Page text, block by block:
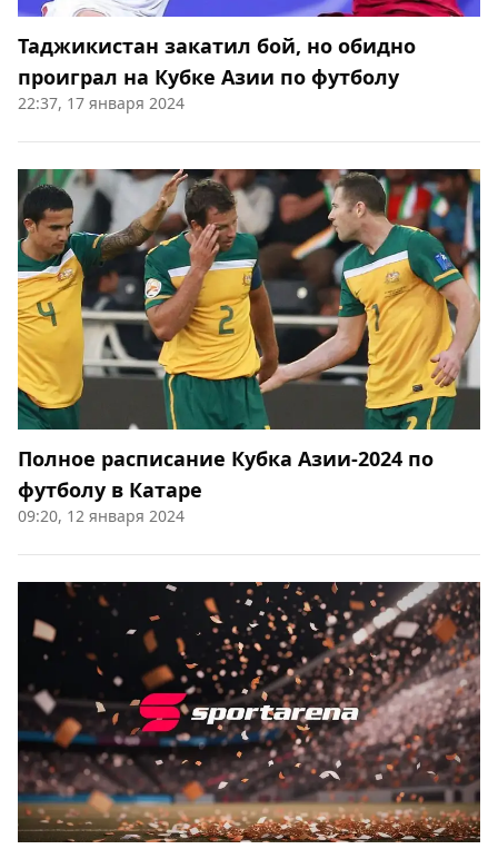
Таджикистан закатил бой, но обидно
проиграл на Кубке Азии по футболу
22:37, 17 января 2024
Полное расписание Кубка Азии-2024 по
футболу в Катаре
09:20, 12 января 2024